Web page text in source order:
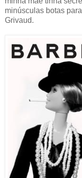
minúsculas botas
Grivaud.